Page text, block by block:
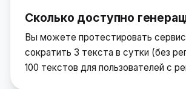
Сколько доступно
Вы можете протестировать
сократить 3 текста в сутки (без
100 текстов для пользователей с